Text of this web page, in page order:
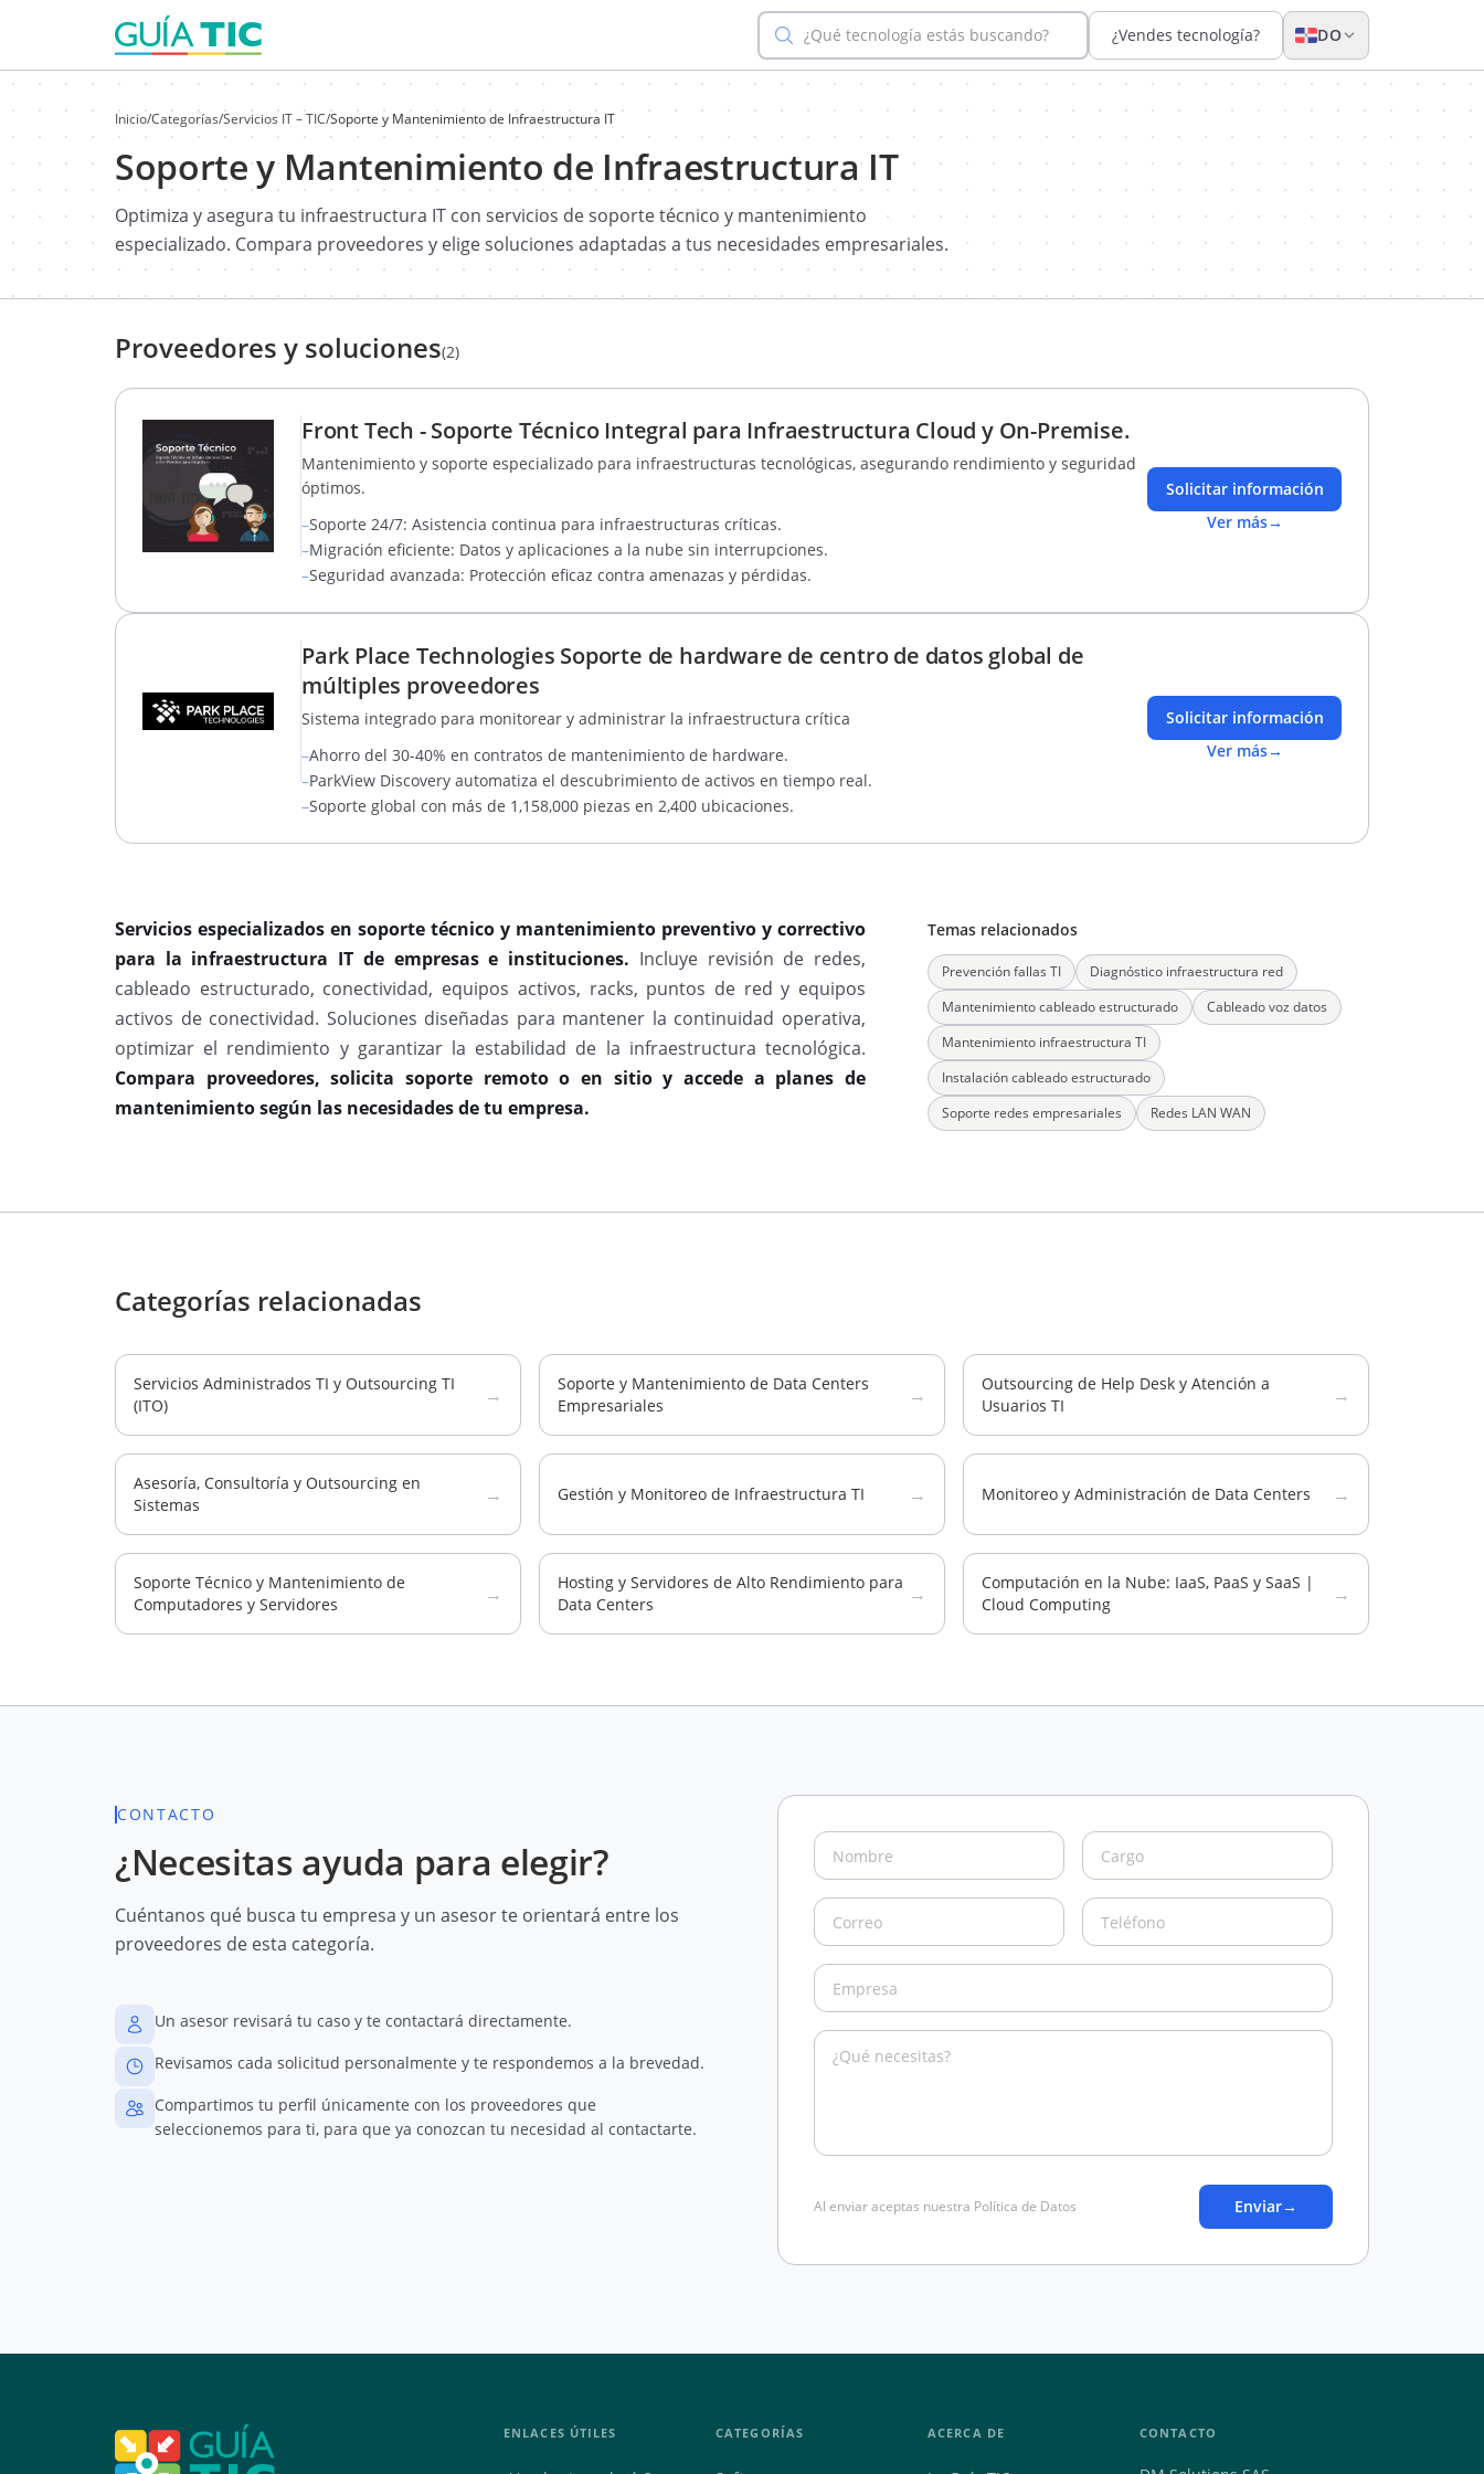
¿Qué tecnología estás buscando? ¿Vendes tecnología? DO
Inicio/Categorías/Servicios IT – TIC/Soporte y Mantenimiento de Infraestructura IT
Soporte y Mantenimiento de Infraestructura IT
Optimiza y asegura tu infraestructura IT con servicios de soporte técnico y mantenimiento
especializado. Compara proveedores y elige soluciones adaptadas a tus necesidades empresariales.
Proveedores y soluciones(2)
Front Tech - Soporte Técnico Integral para Infraestructura Cloud y On-Premise.
Mantenimiento y soporte especializado para infraestructuras tecnológicas, asegurando rendimiento y seguridad
óptimos.
–Soporte 24/7: Asistencia continua para infraestructuras críticas.
–Migración eficiente: Datos y aplicaciones a la nube sin interrupciones.
–Seguridad avanzada: Protección eficaz contra amenazas y pérdidas.
Solicitar información
Ver más→
Park Place Technologies Soporte de hardware de centro de datos global de
múltiples proveedores
Sistema integrado para monitorear y administrar la infraestructura crítica
–Ahorro del 30-40% en contratos de mantenimiento de hardware.
–ParkView Discovery automatiza el descubrimiento de activos en tiempo real.
–Soporte global con más de 1,158,000 piezas en 2,400 ubicaciones.
Solicitar información
Ver más→
Servicios especializados en soporte técnico y mantenimiento preventivo y correctivo
para la infraestructura IT de empresas e instituciones. Incluye revisión de redes,
cableado estructurado, conectividad, equipos activos, racks, puntos de red y equipos
activos de conectividad. Soluciones diseñadas para mantener la continuidad operativa,
optimizar el rendimiento y garantizar la estabilidad de la infraestructura tecnológica.
Compara proveedores, solicita soporte remoto o en sitio y accede a planes de
mantenimiento según las necesidades de tu empresa.
Temas relacionados
Prevención fallas TI
Diagnóstico infraestructura red
Mantenimiento cableado estructurado
Cableado voz datos
Mantenimiento infraestructura TI
Instalación cableado estructurado
Soporte redes empresariales
Redes LAN WAN
Categorías relacionadas
Servicios Administrados TI y Outsourcing TI
(ITO)
→
Soporte y Mantenimiento de Data Centers
Empresariales
→
Outsourcing de Help Desk y Atención a
Usuarios TI
→
Asesoría, Consultoría y Outsourcing en
Sistemas
→ Gestión y Monitoreo de Infraestructura TI → Monitoreo y Administración de Data Centers →
Soporte Técnico y Mantenimiento de
Computadores y Servidores
→
Hosting y Servidores de Alto Rendimiento para
Data Centers
→
Computación en la Nube: IaaS, PaaS y SaaS |
Cloud Computing
→
CONTACTO
¿Necesitas ayuda para elegir?
Cuéntanos qué busca tu empresa y un asesor te orientará entre los
proveedores de esta categoría.
Un asesor revisará tu caso y te contactará directamente.
Revisamos cada solicitud personalmente y te respondemos a la brevedad.
Compartimos tu perfil únicamente con los proveedores que
seleccionemos para ti, para que ya conozcan tu necesidad al contactarte.
Al enviar aceptas nuestra Política de Datos Enviar→
ENLACES ÚTILES CATEGORÍAS ACERCA DE CONTACTO